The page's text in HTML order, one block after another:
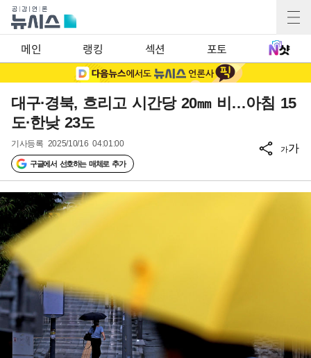
메인 랭킹 섹션 포토
대구·경북, 흐리고 시간당 20㎜ 비…아침 15
도·한낮 23도
기사등록 2025/10/16 04:01:00
구글에서 선호하는 매체로 추가
가가